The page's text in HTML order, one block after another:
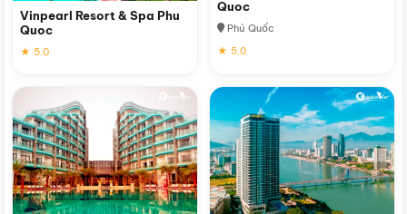
Vinpearl Resort & Spa Phu
Quoc
★ 5.0
Quoc
Phú Quốc
★ 5.0